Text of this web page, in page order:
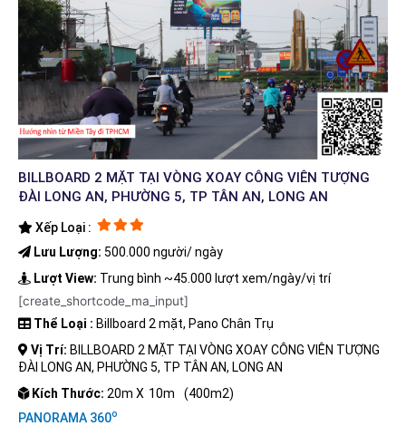
BILLBOARD 2 MẶT TẠI VÒNG XOAY CÔNG VIÊN TƯỢNG
ĐÀI LONG AN, PHƯỜNG 5, TP TÂN AN, LONG AN
Xếp Loại :
Lưu Lượng: 500.000 người/ ngày
Lượt View: Trung bình ~45.000 lượt xem/ngày/vị trí
[create_shortcode_ma_input]
Thể Loại : Billboard 2 mặt, Pano Chân Trụ
Vị Trí: BILLBOARD 2 MẶT TẠI VÒNG XOAY CÔNG VIÊN TƯỢNG
ĐÀI LONG AN, PHƯỜNG 5, TP TÂN AN, LONG AN
Kích Thước: 20m X 10m
(400m2)
PANORAMA 360o